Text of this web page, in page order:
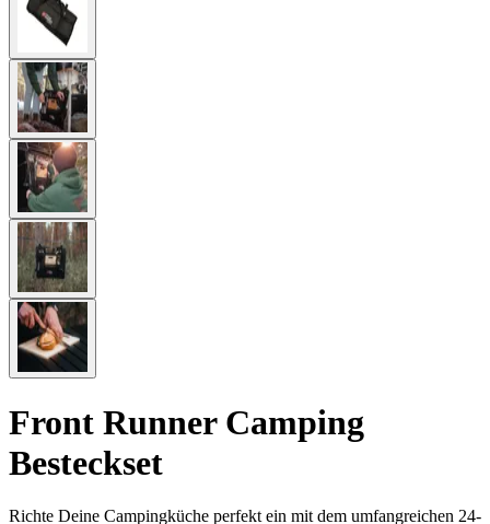
Front Runner Camping
Besteckset
Richte Deine Campingküche perfekt ein mit dem umfangreichen 24-